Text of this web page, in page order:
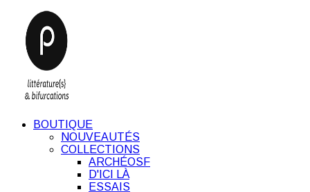
BOUTIQUE
NOUVEAUTÉS
COLLECTIONS
ARCHÉOSF
D'ICI LÀ
ESSAIS